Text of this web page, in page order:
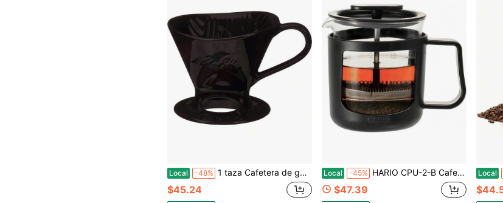
Local -48% 1 taza Cafetera de goteo de porcelana, negro brillante, regalo ideal para el Día de la Madre.
$45.24
Local -45% HARIO CPU-2-B CafePress U Vidrio Resistente al Calor, Capacidad Práctica, 10.1 Fl Oz (300 Ml), Negro
$47.39
Local